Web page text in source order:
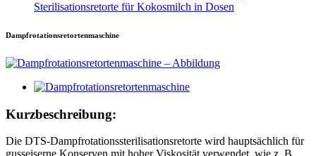
Sterilisationsretorte für Kokosmilch in Dosen
Dampfrotationsretortenmaschine
Kurzbeschreibung:
Die DTS-Dampfrotationssterilisationsretorte wird hauptsächlich für